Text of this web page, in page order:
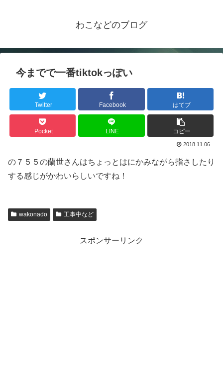
わこなどのブログ
今までで一番tiktokっぽい
Twitter Facebook はてブ
Pocket LINE コピー
2018.11.06
の７５５の蘭世さんはちょっとはにかみながら指さしたり
する感じがかわいらしいですね！
wakonado 工事中など
スポンサーリンク